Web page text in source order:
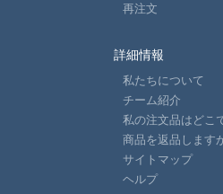
再注文
詳細情報
私たちについて
チーム紹介
私の注文品はどこ
商品を返品します
サイトマップ
ヘルプ